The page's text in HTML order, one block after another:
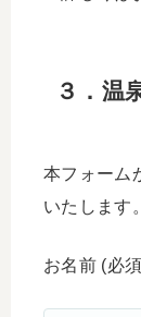
３．温
本フォーム
いたします。
お名前 (必